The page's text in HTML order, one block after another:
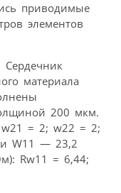
приводимые
элементов
Сердечник
материала
200 мкм.
= 2; w22 = 2;
W11 — 23,2
Rw11 = 6,44;